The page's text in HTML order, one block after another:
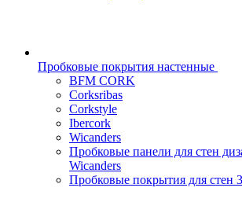
Пробковые покрытия настенные
BFM CORK
Corksribas
Corkstyle
Ibercork
Wicanders
Пробковые панели для стен
Wicanders
Пробковые покрытия для стен